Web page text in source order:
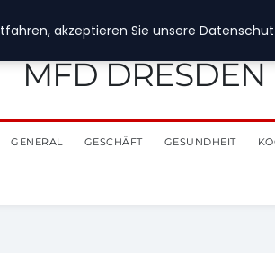
MFD DRESDEN
GENERAL GESCHÄFT GESUNDHEIT
akzeptieren Sie unsere